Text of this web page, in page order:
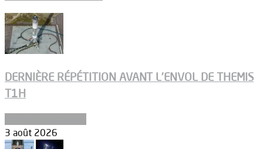
DERNIÈRE RÉPÉTITION AVANT L’ENVOL DE THEMIS
T1H
3 août 2026